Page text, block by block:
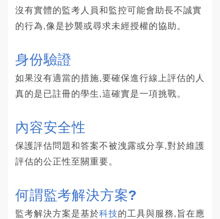
沒有實體的監考人員和監控可能會助長不誠實
的行為,像是抄襲或尋求未經授權的協助。
身份驗證
如果沒有適當的措施,要確保進行線上評估的人
真的是已註冊的學生,這確實是一項挑戰。
內容安全性
保護評估問題和答案不被洩露或分享,對於維護
評估的公正性至關重要。
何謂監考解決方案?
監考解決方案是基於科技的工具與服務,旨在應